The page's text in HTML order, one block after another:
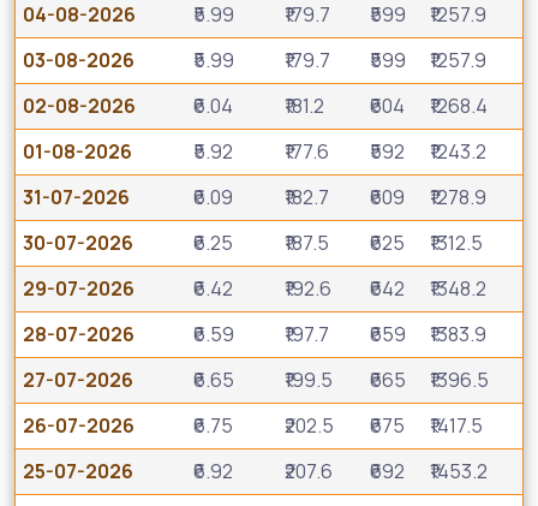
04-08-2026
₹5.99 ₹179.7 ₹599
₹1257.9
03-08-2026
₹5.99 ₹179.7 ₹599
₹1257.9
02-08-2026
₹6.04 ₹181.2 ₹604
₹1268.4
01-08-2026
₹5.92 ₹177.6 ₹592
₹1243.2
31-07-2026
₹6.09 ₹182.7 ₹609
₹1278.9
30-07-2026
₹6.25 ₹187.5 ₹625
₹1312.5
29-07-2026
₹6.42 ₹192.6 ₹642
₹1348.2
28-07-2026
₹6.59 ₹197.7 ₹659
₹1383.9
27-07-2026
₹6.65 ₹199.5 ₹665
₹1396.5
26-07-2026
₹6.75 ₹202.5 ₹675
₹1417.5
25-07-2026
₹6.92 ₹207.6 ₹692
₹1453.2